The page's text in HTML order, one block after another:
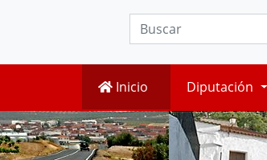
Inicio Diputación